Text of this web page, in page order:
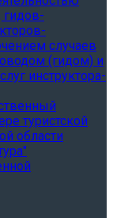
гидов-
случаев
(гидом) и
инструктора-
туристской
области